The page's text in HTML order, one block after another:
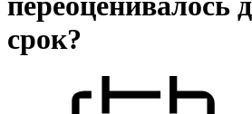
срок?